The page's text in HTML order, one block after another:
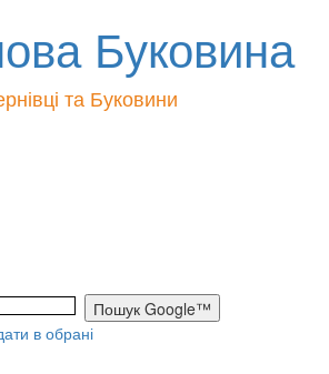
Буковина
та Буковини
в обрані